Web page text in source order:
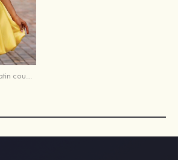
Robe trapèze carrée satin courte/mini robe de fête de la rentré avec plissé